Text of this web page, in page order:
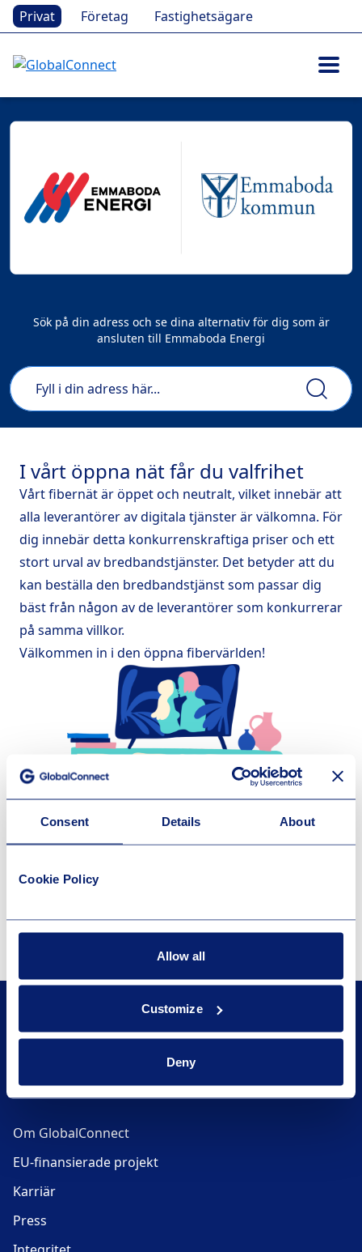
Consent Details About
Cookie Policy
Allow all
Customize
Deny
Privat Företag Fastighetsägare
Sök på din adress och se dina alternativ för dig som är
ansluten till Emmaboda Energi
I vårt öppna nät får du valfrihet
Vårt fibernät är öppet och neutralt, vilket innebär att
alla leverantörer av digitala tjänster är välkomna. För
dig innebär detta konkurrenskraftiga priser och ett
stort urval av bredbandstjänster. Det betyder att du
kan beställa den bredbandstjänst som passar dig
bäst från någon av de leverantörer som konkurrerar
på samma villkor.
Välkommen in i den öppna fibervärlden!
GLOBALCONNECT
Om GlobalConnect
EU-finansierade projekt
Karriär
Press